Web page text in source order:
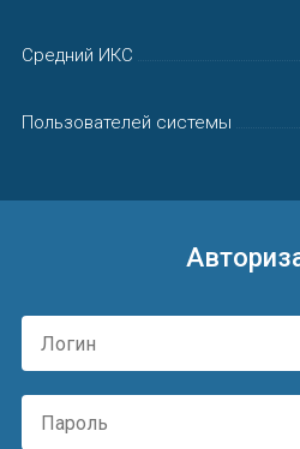
Средний ИКС
Пользователей системы